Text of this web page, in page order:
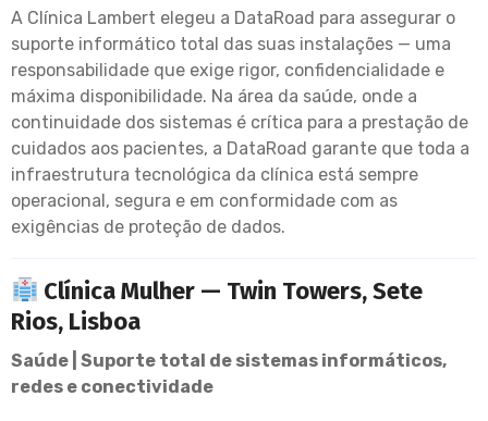
A Clínica Lambert elegeu a DataRoad para assegurar o
suporte informático total das suas instalações — uma
responsabilidade que exige rigor, confidencialidade e
máxima disponibilidade. Na área da saúde, onde a
continuidade dos sistemas é crítica para a prestação de
cuidados aos pacientes, a DataRoad garante que toda a
infraestrutura tecnológica da clínica está sempre
operacional, segura e em conformidade com as
exigências de proteção de dados.
Clínica Mulher — Twin Towers, Sete
Rios, Lisboa
Saúde | Suporte total de sistemas informáticos,
redes e conectividade